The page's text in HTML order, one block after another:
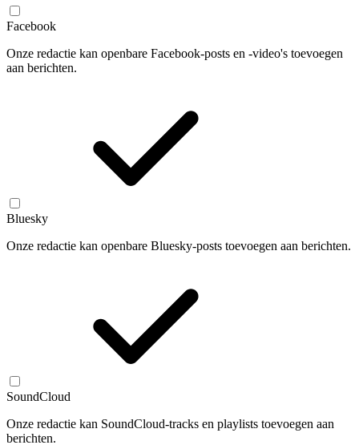
Facebook
Onze redactie kan openbare Facebook-posts en -video's toevoegen
aan berichten.
Bluesky
Onze redactie kan openbare Bluesky-posts toevoegen aan berichten.
SoundCloud
Onze redactie kan SoundCloud-tracks en playlists toevoegen aan
berichten.